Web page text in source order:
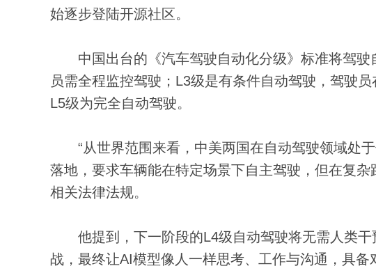
始逐步登陆开源社区。
中国出台的《汽车驾驶自动化分级》标准将驾驶
员需全程监控驾驶；L3级是有条件自动驾驶，驾驶
L5级为完全自动驾驶。
“从世界范围来看，中美两国在自动驾驶领域处于
落地，要求车辆能在特定场景下自主驾驶，但在复
相关法律法规。
他提到，下一阶段的L4级自动驾驶将无需人类干
战，最终让AI模型像人一样思考、工作与沟通，具